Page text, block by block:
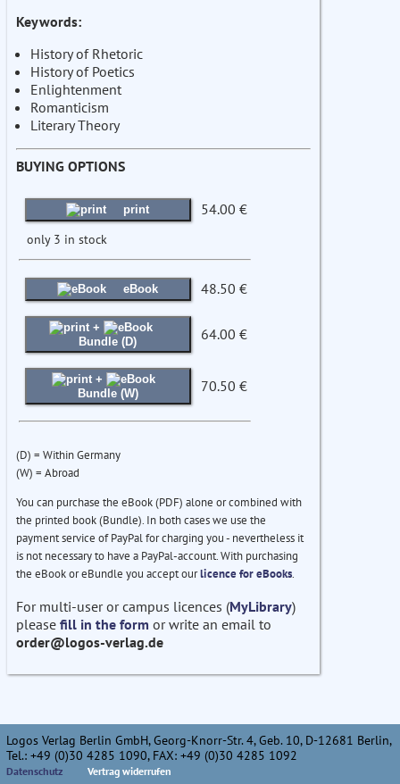
Keywords:
History of Rhetoric
History of Poetics
Enlightenment
Romanticism
Literary Theory
BUYING OPTIONS
print 54.00 €
only 3 in stock
eBook 48.50 €
+
Bundle (D)
64.00 €
+
Bundle (W)
70.50 €
(D) = Within Germany
(W) = Abroad
You can purchase the eBook (PDF) alone or combined with
the printed book (Bundle). In both cases we use the
payment service of PayPal for charging you - nevertheless it
is not necessary to have a PayPal-account. With purchasing
the eBook or eBundle you accept ourlicence for eBooks.
For multi-user or campus licences (MyLibrary)
please fill in the form or write an email to
order@logos-verlag.de
Logos Verlag Berlin GmbH, Georg-Knorr-Str. 4, Geb. 10, D-12681 Berlin,
Tel.: +49 (0)30 4285 1090, FAX: +49 (0)30 4285 1092
Datenschutz Vertrag widerrufen